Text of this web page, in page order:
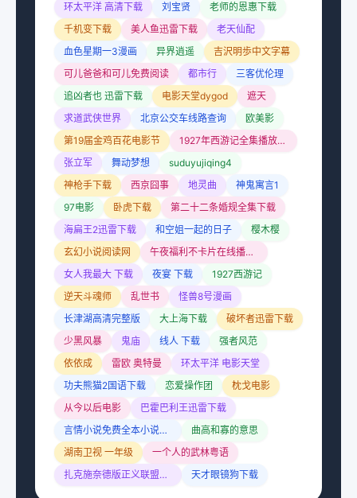
环太平洋 高清下载
刘宝贤
老师的恩惠下载
千机变下载
美人鱼迅雷下载
老天仙配
血色星期一3漫画
异界逍遥
吉沢明歩中文字幕
可儿爸爸和可儿免费阅读
都市行
三客优伦理
追凶者也 迅雷下载
电影天堂dygod
遮天
求道武侠世界
北京公交车线路查询
欧美影
第19届金鸡百花电影节
1927年西游记全集播放完整版
张立军
舞动梦想
suduyujiqing4
神枪手下载
西京囧事 地灵曲
神鬼寓言1
97电影
卧虎下载
第二十二条婚规全集下载
海扁王2迅雷下载
和空姐一起的日子
樱木樱
玄幻小说阅读网
午夜福利不卡片在线播放免费
女人我最大 下载
夜宴 下载
1927西游记
逆天斗魂师
乱世书
怪兽8号漫画
长津湖高清完整版
大上海下载
破坏者迅雷下载
少黑风暴
鬼庙 线人 下载
强者风范
依依成
雷欧 奥特曼
环太平洋 电影天堂
功夫熊猫2国语下载
恋爱操作团
枕戈电影
从今以后电影
巴霍巴利王迅雷下载
言情小说免费全本小说阅读
曲高和寡的意思
湖南卫视 一年级
一个人的武林粤语
扎克施奈德版正义联盟在线观看
天才眼镜狗下载